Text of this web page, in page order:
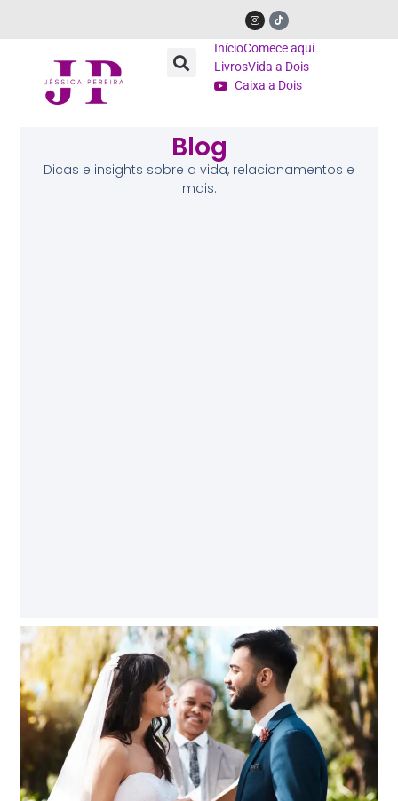
InícioComece aqui
LivrosVida a Dois
Caixa a Dois
Blog
Dicas e insights sobre a vida, relacionamentos e
mais.